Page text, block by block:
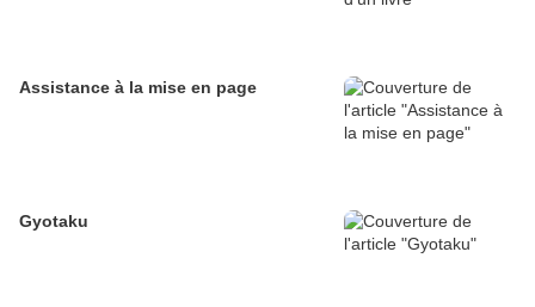
Assistance à la mise en page
Gyotaku